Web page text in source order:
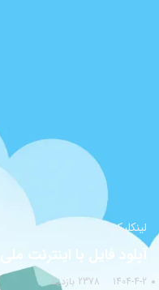
لینکلیک
آپلود فایل با اینترنت ملی
1404-4-2 2378 بازدید